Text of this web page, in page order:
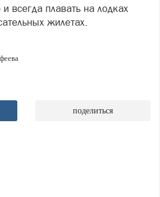
всегда плавать на лодках
жилетах.
поделиться